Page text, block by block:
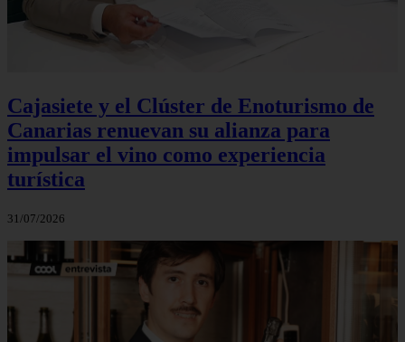
Cajasiete y el Clúster de Enoturismo de
Canarias renuevan su alianza para
impulsar el vino como experiencia
turística
31/07/2026